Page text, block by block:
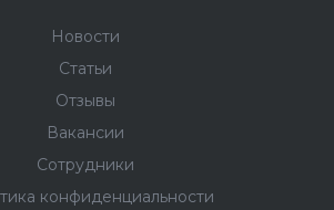
Новости
Статьи
Отзывы
Вакансии
Сотрудники
конфиденциальности